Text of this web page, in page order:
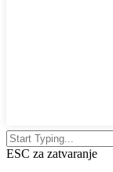
ESC za zatvaranje